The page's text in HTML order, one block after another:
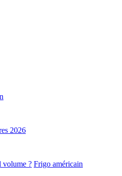
2026
volume ? Frigo américain